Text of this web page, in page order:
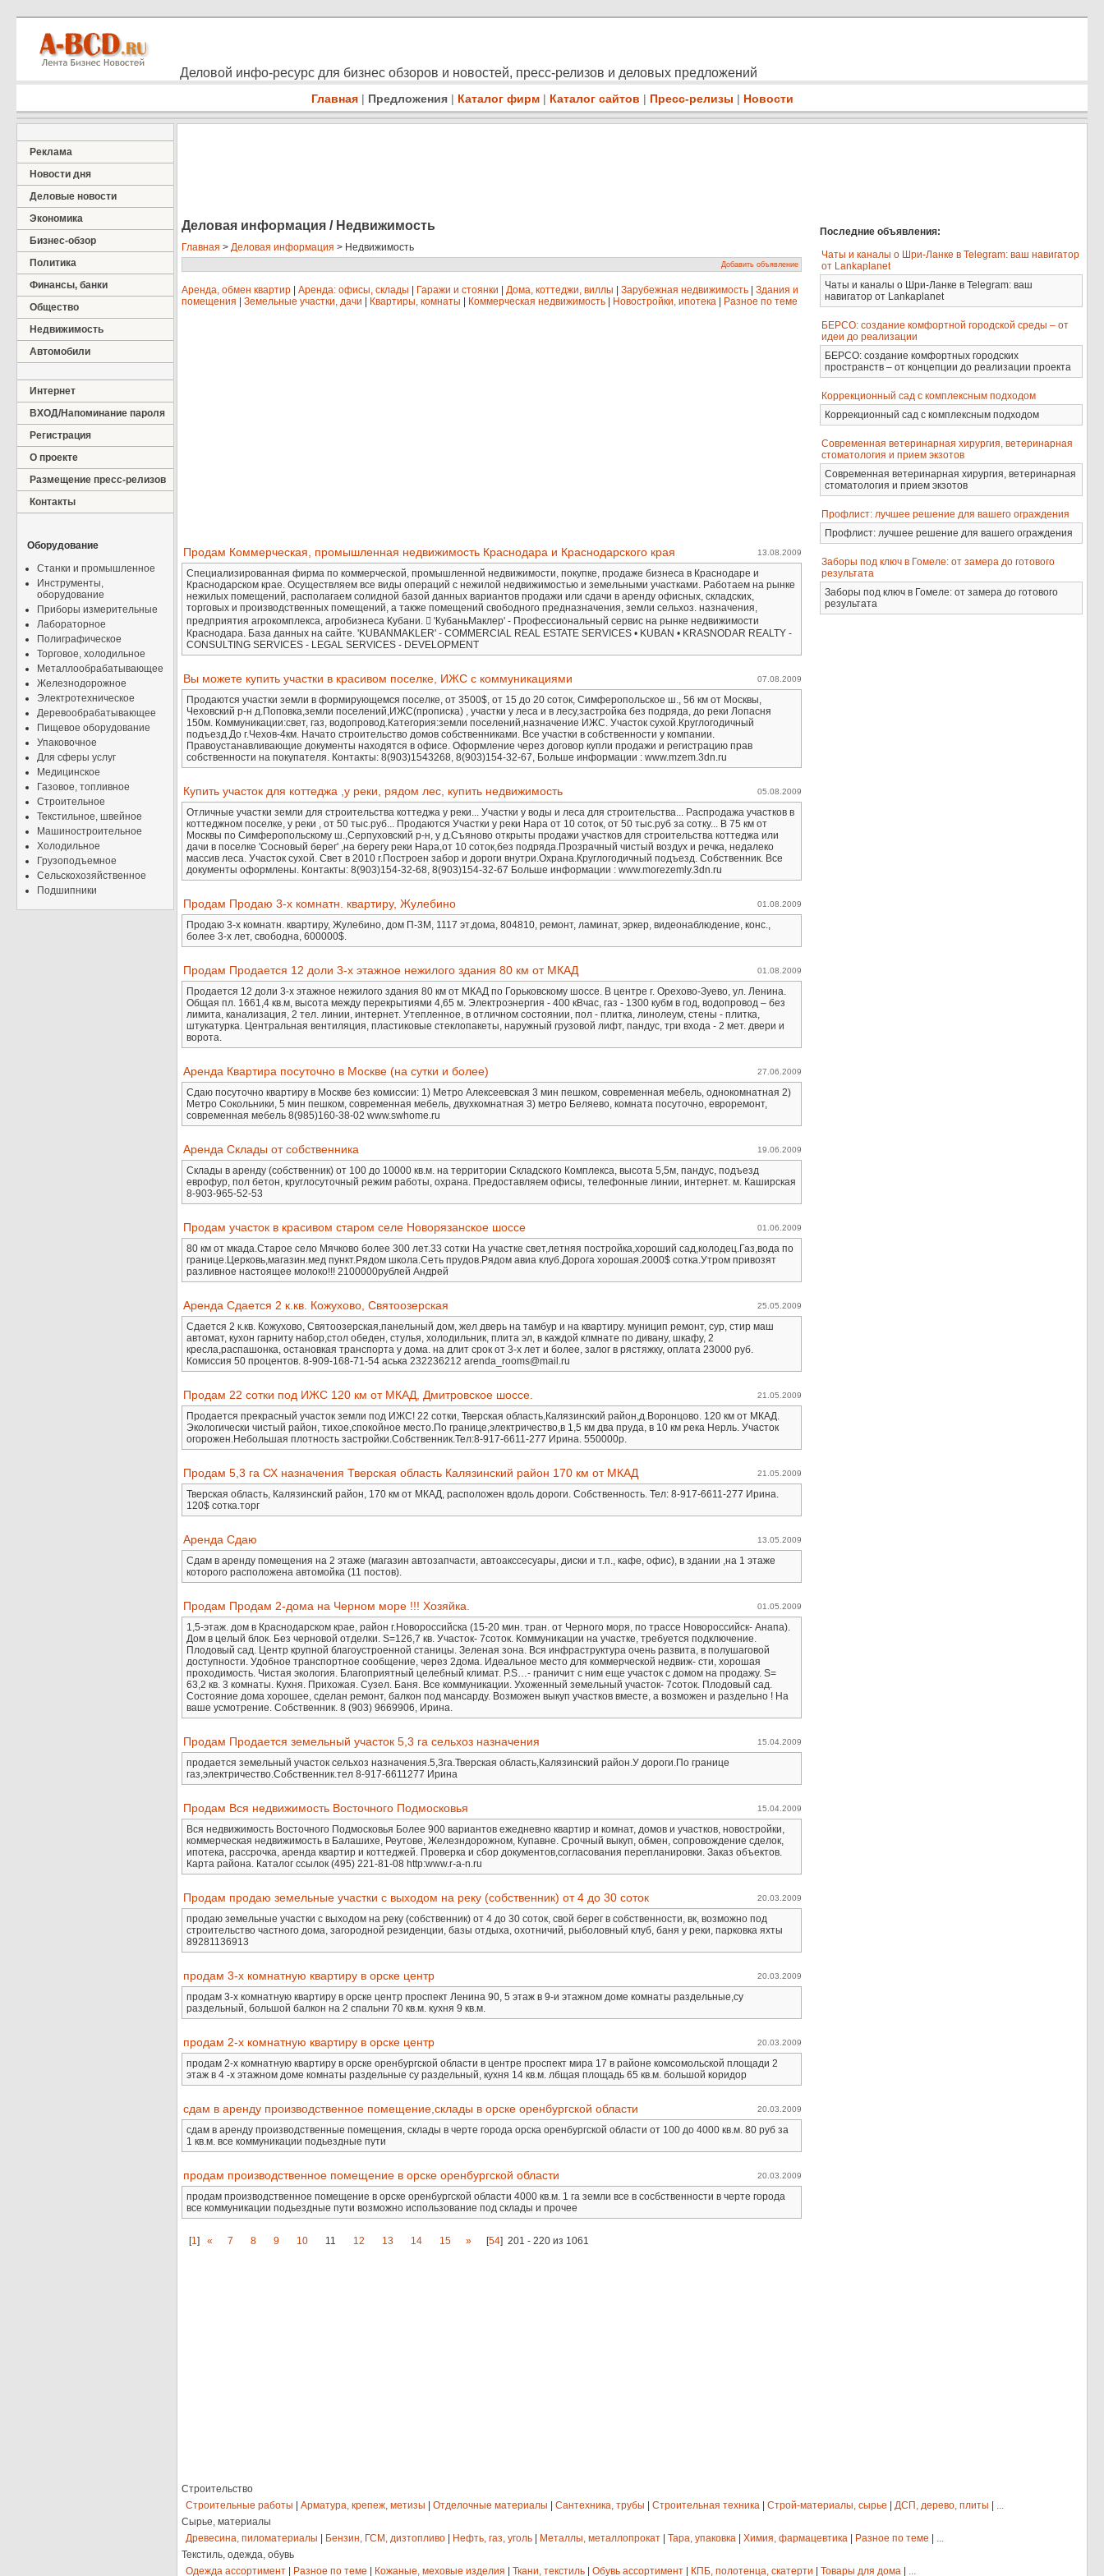
Деловой инфо-ресурс для бизнес обзоров и новостей, пресс-релизов и деловых предложений
Главная | Предложения | Каталог фирм | Каталог сайтов | Пресс-релизы | Новости
Реклама
Новости дня
Деловые новости
Экономика
Бизнес-обзор
Политика
Финансы, банки
Общество
Недвижимость
Автомобили
Интернет
ВХОД/Напоминание пароля
Регистрация
О проекте
Размещение пресс-релизов
Контакты
Оборудование
Станки и промышленное
Инструменты,
оборудование
Приборы измерительные
Лабораторное
Полиграфическое
Торговое, холодильное
Металлообрабатывающее
Железнодорожное
Электротехническое
Деревообрабатывающее
Пищевое оборудование
Упаковочное
Для сферы услуг
Медицинское
Газовое, топливное
Строительное
Текстильное, швейное
Машиностроительное
Холодильное
Грузоподъемное
Сельскохозяйственное
Подшипники
Деловая информация / Недвижимость
Главная > Деловая информация > Недвижимость
Добавить объявление
Аренда, обмен квартир Аренда: офисы, склады Гаражи и стоянки Дома, коттеджи, виллы Зарубежная недвижимость
Здания и
помещения
Земельные участки, дачи Квартиры, комнаты Коммерческая недвижимость Новостройки, ипотека Разное по теме
Продам Коммерческая, промышленная недвижимость Краснодара и Краснодарского края 13.08.2009
Специализированная фирма по коммерческой, промышленной недвижимости, покупке, продаже бизнеса в Краснодаре и
Краснодарском крае. Осуществляем все виды операций с нежилой недвижимостью и земельными участками. Работаем на рынке
нежилых помещений, располагаем солидной базой данных вариантов продажи или сдачи в аренду офисных, складских,
торговых и производственных помещений, а также помещений свободного предназначения, земли сельхоз. назначения,
предприятия агрокомплекса, агробизнеса Кубани.  'КубаньМаклер' - Профессиональный сервис на рынке недвижимости
Краснодара. База данных на сайте. 'KUBANMAKLER' - COMMERCIAL REAL ESTATE SERVICES • KUBAN • KRASNODAR REALTY -
CONSULTING SERVICES - LEGAL SERVICES - DEVELOPMENT
Вы можете купить участки в красивом поселке, ИЖС с коммуникациями 07.08.2009
Продаются участки земли в формирующемся поселке, от 3500$, от 15 до 20 соток, Симферопольское ш., 56 км от Москвы,
Чеховский р-н д.Поповка,земли поселений,ИЖС(прописка) , участки у леса и в лесу,застройка без подряда, до реки Лопасня
150м. Коммуникации:свет, газ, водопровод.Категория:земли поселений,назначение ИЖС. Участок сухой.Круглогодичный
подъезд.До г.Чехов-4км. Начато строительство домов собственниками. Все участки в собственности у компании.
Правоустанавливающие документы находятся в офисе. Оформление через договор купли продажи и регистрацию прав
собственности на покупателя. Контакты: 8(903)1543268, 8(903)154-32-67, Больше информации : www.mzem.3dn.ru
Купить участок для коттеджа ,у реки, рядом лес, купить недвижимость 05.08.2009
Отличные участки земли для строительства коттеджа у реки... Участки у воды и леса для строительства... Распродажа участков в
коттеджном поселке, у реки , от 50 тыс.руб... Продаются Участки у реки Нара от 10 соток, от 50 тыс.руб за сотку... В 75 км от
Москвы по Симферопольскому ш.,Серпуховский р-н, у д.Съяново открыты продажи участков для строительства коттеджа или
дачи в поселке 'Сосновый берег' ,на берегу реки Нара,от 10 соток,без подряда.Прозрачный чистый воздух и речка, недалеко
массив леса. Участок сухой. Свет в 2010 г.Построен забор и дороги внутри.Охрана.Круглогодичный подъезд. Собственник. Все
документы оформлены. Контакты: 8(903)154-32-68, 8(903)154-32-67 Больше информации : www.morezemly.3dn.ru
Продам Продаю 3-х комнатн. квартиру, Жулебино 01.08.2009
Продаю 3-х комнатн. квартиру, Жулебино, дом П-3М, 1117 эт.дома, 804810, ремонт, ламинат, эркер, видеонаблюдение, конс.,
более 3-х лет, свободна, 600000$.
Продам Продается 12 доли 3-х этажное нежилого здания 80 км от МКАД 01.08.2009
Продается 12 доли 3-х этажное нежилого здания 80 км от МКАД по Горьковскому шоссе. В центре г. Орехово-Зуево, ул. Ленина.
Общая пл. 1661,4 кв.м, высота между перекрытиями 4,65 м. Электроэнергия - 400 кВчас, газ - 1300 кубм в год, водопровод – без
лимита, канализация, 2 тел. линии, интернет. Утепленное, в отличном состоянии, пол - плитка, линолеум, стены - плитка,
штукатурка. Центральная вентиляция, пластиковые стеклопакеты, наружный грузовой лифт, пандус, три входа - 2 мет. двери и
ворота.
Аренда Квартира посуточно в Москве (на сутки и более) 27.06.2009
Сдаю посуточно квартиру в Москве без комиссии: 1) Метро Алексеевская 3 мин пешком, современная мебель, однокомнатная 2)
Метро Сокольники, 5 мин пешком, современная мебель, двухкомнатная 3) метро Беляево, комната посуточно, евроремонт,
современная мебель 8(985)160-38-02 www.swhome.ru
Аренда Склады от собственника 19.06.2009
Склады в аренду (собственник) от 100 до 10000 кв.м. на территории Складского Комплекса, высота 5,5м, пандус, подъезд
еврофур, пол бетон, круглосуточный режим работы, охрана. Предоставляем офисы, телефонные линии, интернет. м. Каширская
8-903-965-52-53
Продам участок в красивом старом селе Новорязанское шоссе 01.06.2009
80 км от мкада.Старое село Мячково более 300 лет.33 сотки На участке свет,летняя постройка,хороший сад,колодец.Газ,вода по
границе.Церковь,магазин.мед пункт.Рядом школа.Сеть прудов.Рядом авиа клуб.Дорога хорошая.2000$ сотка.Утром привозят
разливное настоящее молоко!!! 2100000рублей Андрей
Аренда Сдается 2 к.кв. Кожухово, Святоозерская 25.05.2009
Сдается 2 к.кв. Кожухово, Святоозерская,панельный дом, жел дверь на тамбур и на квартиру. муницип ремонт, сур, стир маш
автомат, кухон гарниту набор,стол обеден, стулья, холодильник, плита эл, в каждой клмнате по дивану, шкафу, 2
кресла,распашонка, остановкая транспорта у дома. на длит срок от 3-х лет и более, залог в рястяжку, оплата 23000 руб.
Комиссия 50 процентов. 8-909-168-71-54 аська 232236212 arenda_rooms@mail.ru
Продам 22 сотки под ИЖС 120 км от МКАД, Дмитровское шоссе. 21.05.2009
Продается прекрасный участок земли под ИЖС! 22 сотки, Тверская область,Калязинский район,д.Воронцово. 120 км от МКАД.
Экологически чистый район, тихое,спокойное место.По границе,электричество,в 1,5 км два пруда, в 10 км река Нерль. Участок
огорожен.Небольшая плотность застройки.Собственник.Тел:8-917-6611-277 Ирина. 550000р.
Продам 5,3 га СХ назначения Тверская область Калязинский район 170 км от МКАД 21.05.2009
Тверская область, Калязинский район, 170 км от МКАД, расположен вдоль дороги. Собственность. Тел: 8-917-6611-277 Ирина.
120$ сотка.торг
Аренда Сдаю 13.05.2009
Сдам в аренду помещения на 2 этаже (магазин автозапчасти, автоакссесуары, диски и т.п., кафе, офис), в здании ,на 1 этаже
которого расположена автомойка (11 постов).
Продам Продам 2-дома на Черном море !!! Хозяйка. 01.05.2009
1,5-этаж. дом в Краснодарском крае, район г.Новороссийска (15-20 мин. тран. от Черного моря, по трассе Новороссийск- Анапа).
Дом в целый блок. Без черновой отделки. S=126,7 кв. Участок- 7соток. Коммуникации на участке, требуется подключение.
Плодовый сад. Центр крупной благоустроенной станицы. Зеленая зона. Вся инфраструктура очень развита, в полушаговой
доступности. Удобное транспортное сообщение, через 2дома. Идеальное место для коммерческой недвиж- сти, хорошая
проходимость. Чистая экология. Благоприятный целебный климат. P.S…- граничит с ним еще участок с домом на продажу. S=
63,2 кв. 3 комнаты. Кухня. Прихожая. Сузел. Баня. Все коммуникации. Ухоженный земельный участок- 7соток. Плодовый сад.
Состояние дома хорошее, сделан ремонт, балкон под мансарду. Возможен выкуп участков вместе, а возможен и раздельно ! На
ваше усмотрение. Собственник. 8 (903) 9669906, Ирина.
Продам Продается земельный участок 5,3 га сельхоз назначения 15.04.2009
продается земельный участок сельхоз назначения.5,3га.Тверская область,Калязинский район.У дороги.По границе
газ,электричество.Собственник.тел 8-917-6611277 Ирина
Продам Вся недвижимость Восточного Подмосковья 15.04.2009
Вся недвижимость Восточного Подмосковья Более 900 вариантов ежедневно квартир и комнат, домов и участков, новостройки,
коммерческая недвижимость в Балашихе, Реутове, Железндорожном, Купавне. Срочный выкуп, обмен, сопровождение сделок,
ипотека, рассрочка, аренда квартир и коттеджей. Проверка и сбор документов,согласования перепланировки. Заказ объектов.
Карта района. Каталог ссылок (495) 221-81-08 http:www.r-a-n.ru
Продам продаю земельные участки с выходом на реку (собственник) от 4 до 30 соток 20.03.2009
продаю земельные участки с выходом на реку (собственник) от 4 до 30 соток, свой берег в собственности, вк, возможно под
строительство частного дома, загородной резиденции, базы отдыха, охотничий, рыболовный клуб, баня у реки, парковка яхты
89281136913
продам 3-х комнатную квартиру в орске центр 20.03.2009
продам 3-х комнатную квартиру в орске центр проспект Ленина 90, 5 этаж в 9-и этажном доме комнаты раздельные,су
раздельный, большой балкон на 2 спальни 70 кв.м. кухня 9 кв.м.
продам 2-х комнатную квартиру в орске центр 20.03.2009
продам 2-х комнатную квартиру в орске оренбургской области в центре проспект мира 17 в районе комсомольской площади 2
этаж в 4 -х этажном доме комнаты раздельные су раздельный, кухня 14 кв.м. лбщая площадь 65 кв.м. большой коридор
сдам в аренду производственное помещение,склады в орске оренбургской области 20.03.2009
сдам в аренду производственные помещения, склады в черте города орска оренбургской области от 100 до 4000 кв.м. 80 руб за
1 кв.м. все коммуникации подьездные пути
продам производственное помещение в орске оренбургской области 20.03.2009
продам производственное помещение в орске оренбургской области 4000 кв.м. 1 га земли все в сосбственности в черте города
все коммуникации подьездные пути возможно использование под склады и прочее
[1] « 7 8 9 10 11 12 13 14 15 » [54] 201 - 220 из 1061
Последние объявления:
Чаты и каналы о Шри-Ланке в Telegram: ваш навигатор
от Lankaplanet
Чаты и каналы о Шри-Ланке в Telegram: ваш
навигатор от Lankaplanet
БЕРСО: создание комфортной городской среды – от
идеи до реализации
БЕРСО: создание комфортных городских
пространств – от концепции до реализации проекта
Коррекционный сад с комплексным подходом
Коррекционный сад с комплексным подходом
Современная ветеринарная хирургия, ветеринарная
стоматология и прием экзотов
Современная ветеринарная хирургия, ветеринарная
стоматология и прием экзотов
Профлист: лучшее решение для вашего ограждения
Профлист: лучшее решение для вашего ограждения
Заборы под ключ в Гомеле: от замера до готового
результата
Заборы под ключ в Гомеле: от замера до готового
результата
Строительство
Строительные работы
Арматура, крепеж, метизы Отделочные материалы Сантехника, трубы Строительная техника Строй-материалы, сырье ДСП, дерево, плиты
...
Сырье, материалы
Древесина, пиломатериалы
Бензин, ГСМ, дизтопливо Нефть, газ, уголь Металлы, металлопрокат Тара, упаковка Химия, фармацевтика Разное по теме
...
Текстиль, одежда, обувь
Одежда ассортимент
Разное по теме Кожаные, меховые изделия Ткани, текстиль Обувь ассортимент КПБ, полотенца, скатерти Товары для дома ...